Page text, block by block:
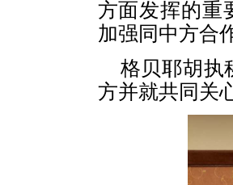
方面发挥的重
加强同中方合
格贝耶胡执
方并就共同关